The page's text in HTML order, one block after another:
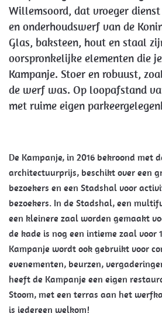
Willemsoord, dat vroeger dienst
en onderhoudswerf van de
Glas, baksteen, hout en staal
oorspronkelijke elementen die
Kampanje. Stoer en robuust,
de werf was. Op loopafstand
met ruime eigen
De Kampanje, in 2016 bekroond met
architectuurprijs, beschikt over een
bezoekers en een Stadshal voor
bezoekers. In de Stadshal, een
een kleinere zaal worden gemaakt
de kade is nog een intieme zaal voor
Kampanje wordt ook gebruikt voor
evenementen, beurzen,
heeft de Kampanje een eigen
Stoom, met een terras aan het
is iedereen welkom!